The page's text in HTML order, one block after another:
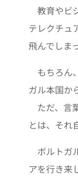
教育やビ
テレクチュ
飛んでしま
もちろん
ガル本国か
ただ、言
とは、それ
ボルトガ
アを行き来